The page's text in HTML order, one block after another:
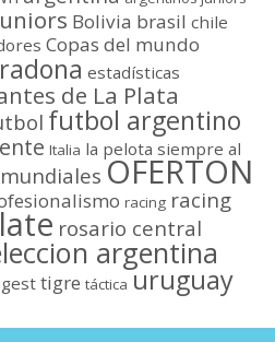
Bolivia brasil chile
Copas del mundo
estadísticas
de La Plata
futbol argentino
Italia la pelota siempre al
mundiales OFERTON
racing racing
rosario central
argentina
tigre táctica uruguay